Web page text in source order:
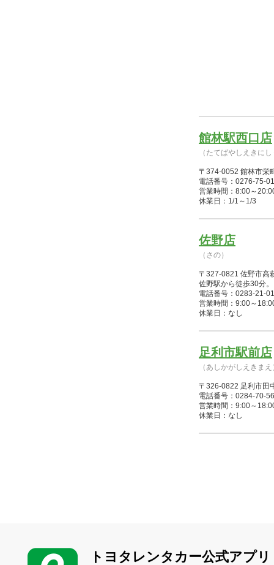
館林駅西口店
（たてばやしえきに
〒374-0052 館林市栄
電話番号：0276-75-
営業時間：8:00～
休業日：1/1～1/3
佐野店
（さの）
〒327-0821 佐野市高
佐野駅から徒歩30分。
電話番号：0283-21-
営業時間：9:00～
休業日：なし
足利市駅前店
（あしかがしえきまえ
〒326-0822 足利市田
電話番号：0284-70-
営業時間：9:00～
休業日：なし
トヨタレンタカー公式アプリ